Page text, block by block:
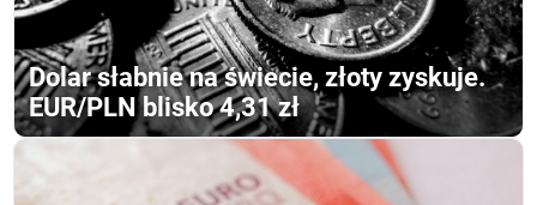
Dolar słabnie na świecie, złoty zyskuje.
EUR/PLN blisko 4,31 zł